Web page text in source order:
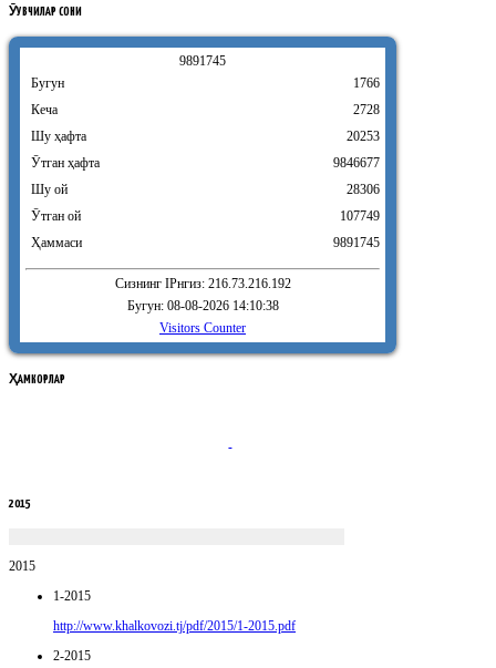
ӮҚУВЧИЛАРСОНИ
9891745
Бугун
Кеча
Шу ҳафта
Ӯтган ҳафта
Шу ой
Ӯтган ой
Ҳаммаси
1766
2728
20253
9846677
28306
107749
9891745
Сизнинг IPнгиз: 216.73.216.192
Бугун: 08-08-2026 14:10:38
Visitors Counter
ҲАМКОРЛАР
2015
2015
1-2015
http://www.khalkovozi.tj/pdf/2015/1-2015.pdf
2-2015